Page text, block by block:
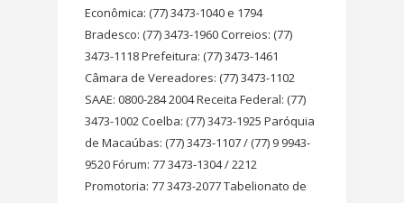
Econômica: (77) 3473-1040 e 1794
Bradesco: (77) 3473-1960 Correios: (77)
3473-1118 Prefeitura: (77) 3473-1461
Câmara de Vereadores: (77) 3473-1102
SAAE: 0800-284 2004 Receita Federal: (77)
3473-1002 Coelba: (77) 3473-1925 Paróquia
de Macaúbas: (77) 3473-1107 / (77) 9 9943-
9520 Fórum: 77 3473-1304 / 2212
Promotoria: 77 3473-2077 Tabelionato de